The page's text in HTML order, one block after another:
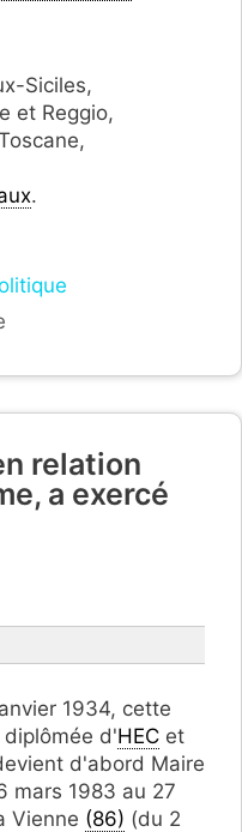
Siciles,
et Reggio,
.
relation
a exercé
1934, cette
d'HEC et
d'abord Maire
mars 1983 au 27
Vienne (86) (du 2